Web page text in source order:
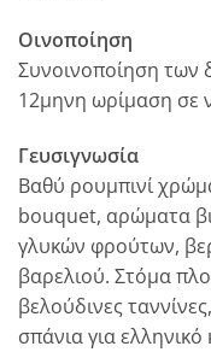
Οινοποίηση
Συνοινοποίηση των
12μηνη ωρίμαση σε
Γευσιγνωσία
Βαθύ ρουμπινί
bouquet, αρώματα
γλυκών φρούτων,
βαρελιού. Στόμα
βελούδινες
σπάνια για